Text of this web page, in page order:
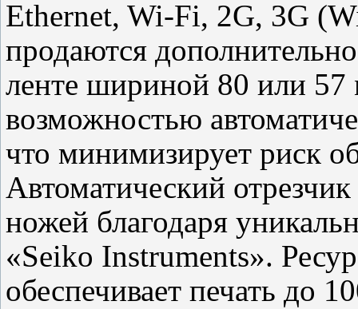
Ethernet, Wi-Fi, 2G, 3G
продаются
ленте шириной 80 или 57
возможностью
что минимизирует риск
Автоматический
ножей благодаря
«Seiko Instruments».
обеспечивает печать до